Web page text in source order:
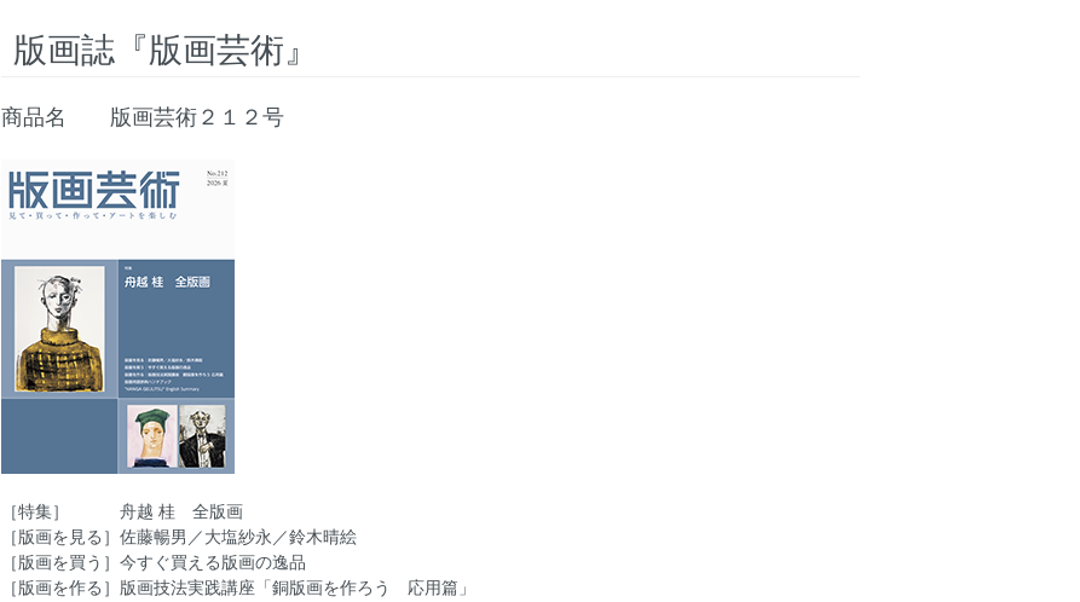
版画誌『版画芸術』
商品名 版画芸術２１２号
［特集］ 舟越 桂 全版画
［版画を見る］佐藤暢男／大塩紗永／鈴木晴絵
［版画を買う］今すぐ買える版画の逸品
［版画を作る］版画技法実践講座「銅版画を作ろう 応用篇」